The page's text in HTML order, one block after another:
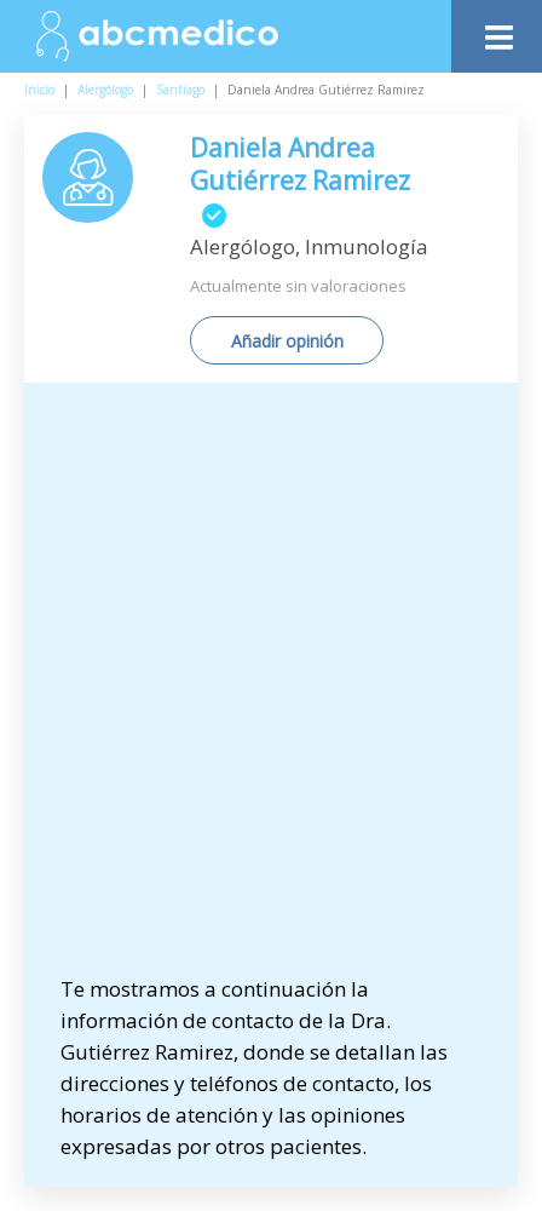
Inicio | Alergólogo | Santiago | Daniela Andrea Gutiérrez Ramirez
Daniela Andrea
Gutiérrez Ramirez
Alergólogo, Inmunología
Actualmente sin valoraciones
Añadir opinión
Te mostramos a continuación la
información de contacto de la Dra.
Gutiérrez Ramirez, donde se detallan las
direcciones y teléfonos de contacto, los
horarios de atención y las opiniones
expresadas por otros pacientes.